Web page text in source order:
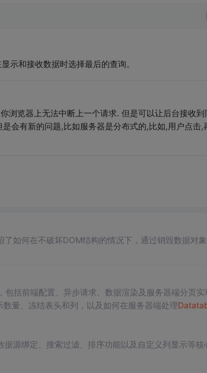
示和接收数据时选择最后的查询。
浏览器上无法中断上一个请求. 但是可以让后台接收
会有新的问题,比如服务器是分布式的,比如,用户点击,
如何在不破坏DOM结构的情况下，通过销毁数据对
包括前端配置、异步请求、数据渲染及服务器端分页实
量、冻结表头和列，以及如何在服务器端处理
据源绑定、搜索过滤、排序功能以及自定义列显示等核